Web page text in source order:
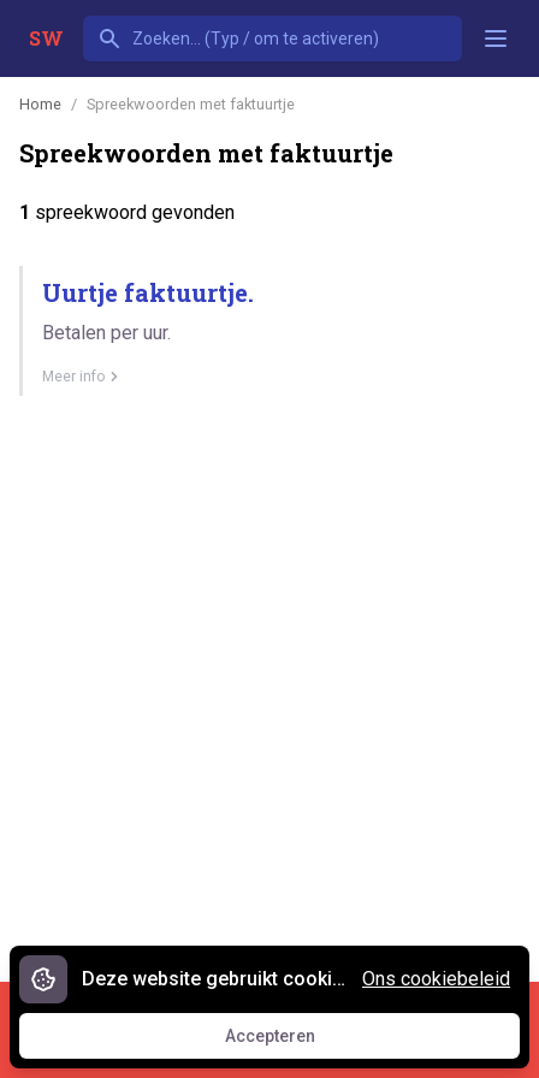
SW
Home Spreekwoorden met faktuurtje
Spreekwoorden met faktuurtje
1 spreekwoord gevonden
Uurtje faktuurtje.
Betalen per uur.
Meer info
Cookies en privacy •
Contact
© 2007 - 2026 Spreekwoorden.nl
Deze website gebruikt cookies.
Accepteren
Accepteren
Ons cookiebeleid